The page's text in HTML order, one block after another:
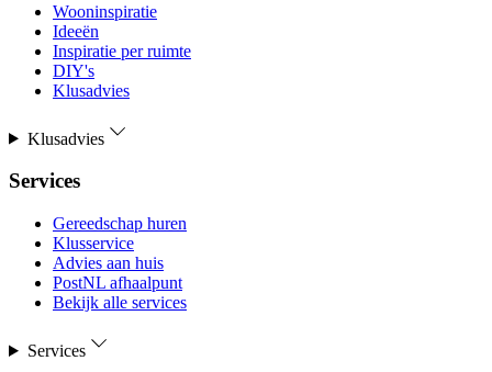
Wooninspiratie
Ideeën
Inspiratie per ruimte
DIY's
Klusadvies
Klusadvies
Services
Gereedschap huren
Klusservice
Advies aan huis
PostNL afhaalpunt
Bekijk alle services
Services